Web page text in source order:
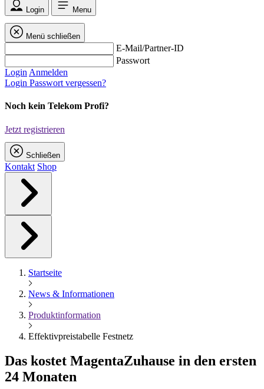
Login Menu
Menü schließen
E-Mail/Partner-ID
Passwort
Login Anmelden
Login Passwort vergessen?
Noch kein Telekom Profi?
Jetzt registrieren
Schließen
Kontakt Shop
Startseite
News & Informationen
Produktinformation
Effektivpreistabelle Festnetz
Das kostet MagentaZuhause in den ersten
24 Monaten